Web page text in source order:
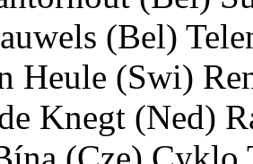
(Bel)
Heule (Swi)
Knegt (Ned)